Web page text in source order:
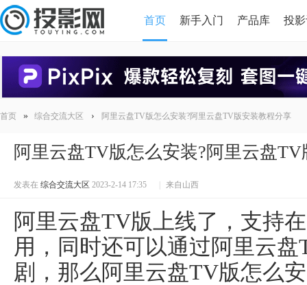
首页 新手入门 产品库 投
首页 » 综合交流大区 › 阿里云盘TV版怎么安装?阿里云盘TV版安装教程分享
阿里云盘TV版怎么安装?阿里云盘
发表在 综合交流大区 2023-2-14 17:35 来自山西
阿里云盘TV版上线了，支持
用，同时还可以通过阿里云
剧，那么阿里云盘TV版怎么